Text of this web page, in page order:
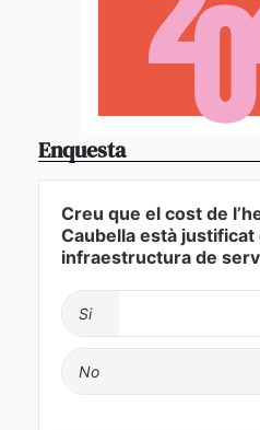
Enquesta
Creu que el cost de
Caubella està justificat
infraestructura de
Si
No